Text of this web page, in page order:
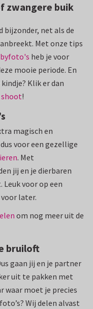
zwangere buik
net als de
Met onze tips
heb je voor
mooie periode. En
Klik er dan
shoot!
magisch en
voor een gezellige
. Met
jij en je dierbaren
voor op een
later.
om nog meer uit de
bruiloft
gaan jij en je partner
uit te pakken met
waar moet je precies
Wij delen alvast